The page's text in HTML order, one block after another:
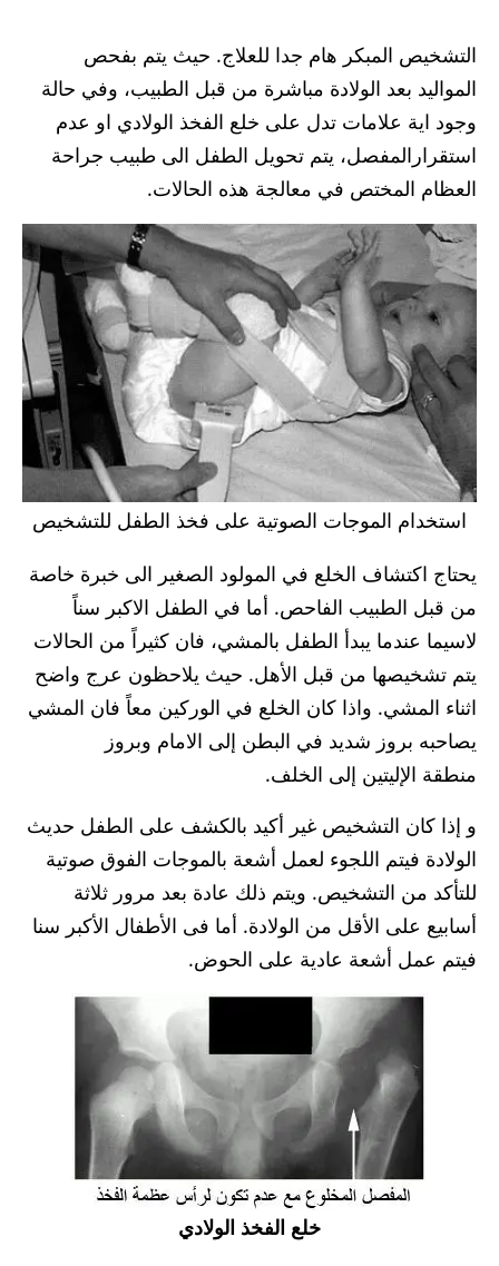
التشخيص المبكر هام جدا للعلاج. حيث يتم بفحص
المواليد بعد الولادة مباشرة من قبل الطبيب، وفي حالة
وجود اية علامات تدل على خلع الفخذ الولادي او عدم
استقرارالمفصل، يتم تحويل الطفل الى طبيب جراحة
العظام المختص في معالجة هذه الحالات.
استخدام الموجات الصوتية على فخذ الطفل للتشخيص
يحتاج اكتشاف الخلع في المولود الصغير الى خبرة خاصة
من قبل الطبيب الفاحص. أما في الطفل الاكبر سناً
لاسيما عندما يبدأ الطفل بالمشي، فان كثيراً من الحالات
يتم تشخيصها من قبل الأهل. حيث يلاحظون عرج واضح
اثناء المشي. واذا كان الخلع في الوركين معاً فان المشي
يصاحبه بروز شديد في البطن إلى الامام وبروز
منطقة الإليتين إلى الخلف.
و إذا كان التشخيص غير أكيد بالكشف على الطفل حديث
الولادة فيتم اللجوء لعمل أشعة بالموجات الفوق صوتية
للتأكد من التشخيص. ويتم ذلك عادة بعد مرور ثلاثة
أسابيع على الأقل من الولادة. أما فى الأطفال الأكبر سنا
فيتم عمل أشعة عادية على الحوض.
خلع الفخذ الولادي